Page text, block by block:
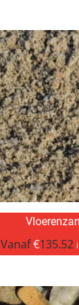
Vanaf€135.52